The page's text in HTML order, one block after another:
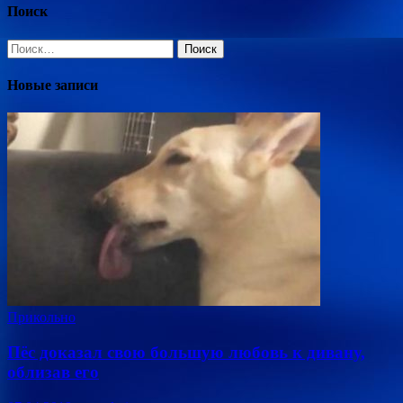
Поиск
Найти:
Новые записи
Прикольно
Пёс доказал свою большую любовь к дивану,
облизав его